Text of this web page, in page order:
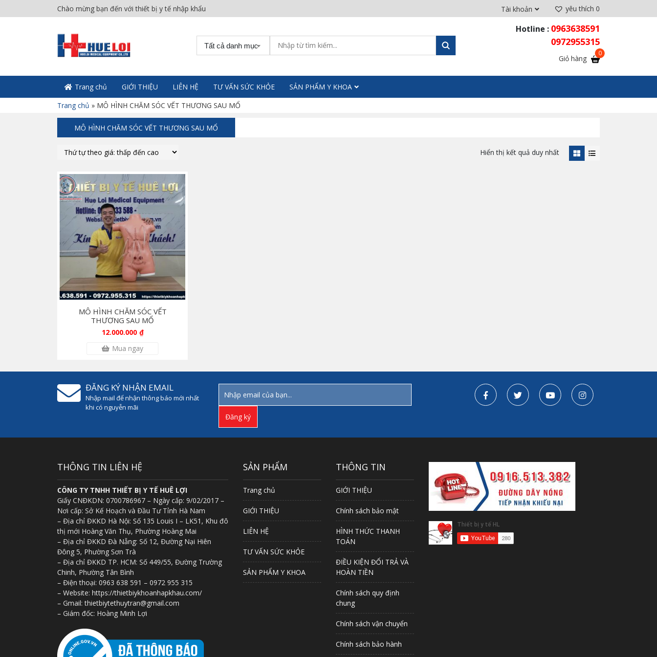
Chào mừng bạn đến với thiết bị y tế nhập khẩu yêu thích 0
Tài khoản
Tất cả danh mục
Hotline : 0963638591
0972955315
Giỏ hàng
Trang chủ GIỚI THIỆU LIÊN HỆ TƯ VẤN SỨC KHỎE
SẢN PHẨM Y KHOA
Trang chủ » MÔ HÌNH CHĂM SÓC VẾT THƯƠNG SAU MỔ
MÔ HÌNH CHĂM SÓC VẾT THƯƠNG SAU MỔ
Hiển thị kết quả duy nhất
MÔ HÌNH CHĂM SÓC VẾT
THƯƠNG SAU MỔ
12.000.000 ₫
Mua ngay
ĐĂNG KÝ NHẬN EMAIL
Nhập mail để nhận thông báo mới nhất
khi có nguyễn mãi
THÔNG TIN LIÊN HỆ
CÔNG TY TNHH THIẾT BỊ Y TẾ HUÊ LỢI
Giấy CNĐKDN: 0700786967 – Ngày cấp: 9/02/2017 –
Nơi cấp: Sở Kế Hoạch và Đầu Tư Tỉnh Hà Nam
– Địa chỉ ĐKKD Hà Nội: Số 135 Louis I – LK51, Khu đô
thị mới Hoàng Văn Thụ, Phường Hoàng Mai
– Địa chỉ ĐKKD Đà Nẵng: Số 12, Đường Nại Hiên
Đông 5, Phường Sơn Trà
– Địa chỉ ĐKKD TP. HCM: Số 449/55, Đường Trường
Chinh, Phường Tân Bình
– Điện thoại: 0963 638 591 – 0972 955 315
– Website: https://thietbiykhoanhapkhau.com/
– Gmail: thietbiytethuytran@gmail.com
– Giám đốc: Hoàng Minh Lợi
SẢN PHẨM
Trang chủ
GIỚI THIỆU
LIÊN HỆ
TƯ VẤN SỨC KHỎE
SẢN PHẨM Y KHOA
THÔNG TIN
GIỚI THIỆU
Chính sách bảo mật
HÌNH THỨC THANH
TOÁN
ĐIỀU KIỆN ĐỔI TRẢ VÀ
HOÀN TIỀN
Chính sách quy định
chung
Chính sách vận chuyển
Chính sách bảo hành